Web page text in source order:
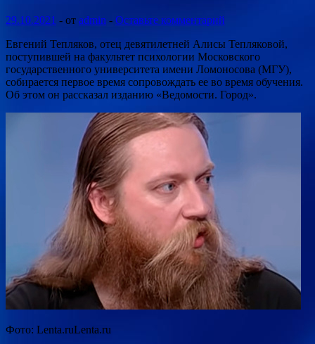
29.10.2021 - от admin - Оставьте комментарий
Евгений Тепляков, отец девятилетней Алисы Тепляковой,
поступившей на факультет психологии Московского
государственного университета имени Ломоносова (МГУ),
собирается первое время сопровождать ее во время обучения.
Об этом он рассказал изданию «Ведомости. Город».
Фото: Lenta.ruLenta.ru